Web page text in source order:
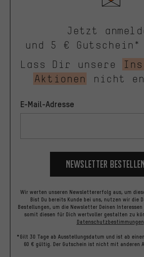
Jetzt
und 5 €
Lass Dir unsere
Aktionen
nicht
E-Mail-Adresse
Newsletter bestellen
Wir werten unseren Newslettererfolg aus, um
Bist Du bereits Kunde bei uns, nutzen wir die
Bestellungen, um die Newsletter Deinen Interessen
somit diesen für Dich wertvoller gestalten zu
Datenschutzbestimmungen
*Gilt 30 Tage ab Ausstellungsdatum und ist ab
60 € gültig. Der Gutschein ist nicht mit anderen